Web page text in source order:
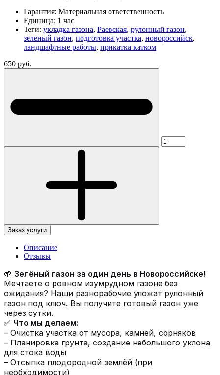
Гарантия: Материальная ответственность
Единица: 1 час
Теги: укладка газона, Раевская, рулонный газон,
зеленый газон, подготовка участка, новороссийск,
ландшафтные работы, прикатка катком
650 руб.
Заказ услуги
Описание
Отзывы
🌱 Зелёный газон за один день в Новороссийске!
Мечтаете о ровном изумрудном газоне без
ожидания? Наши разнорабочие уложат рулонный
газон под ключ. Вы получите готовый газон уже
через сутки.
✅ Что мы делаем:
– Очистка участка от мусора, камней, сорняков
– Планировка грунта, создание небольшого уклона
для стока воды
– Отсыпка плодородной землёй (при
необходимости)